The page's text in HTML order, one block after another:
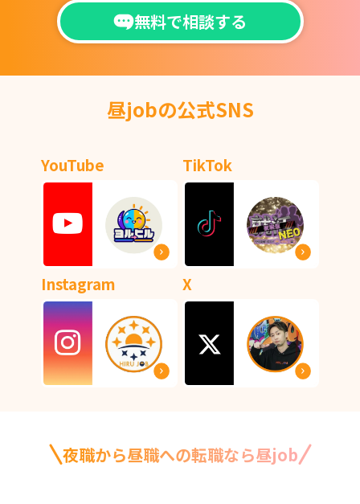
無料で相談する
昼jobの公式SNS
YouTube TikTok
Instagram X
夜職から昼職への転職なら昼job